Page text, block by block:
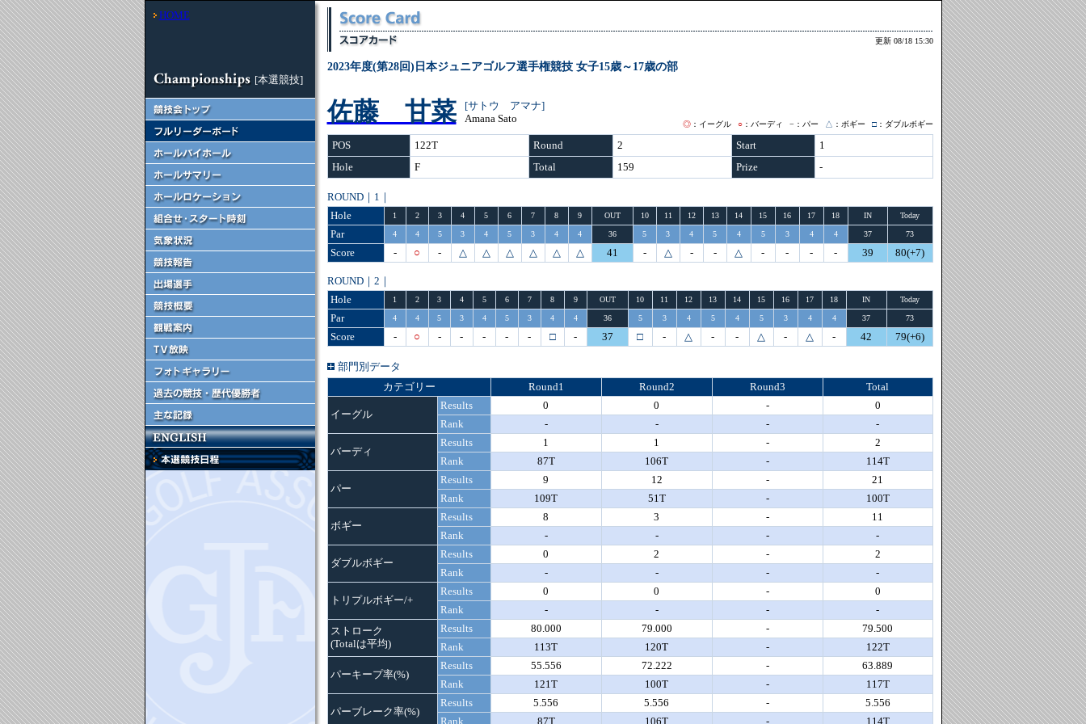
HOME
[本選競技]
更新 08/18 15:30
2023年度(第28回)日本ジュニアゴルフ選手権競技 女子15歳～17歳の部
佐藤 甘菜
[サトウ アマナ]
Amana Sato
◎：イーグル ○：バーディ − ：パー △ ：ボギー □：ダブルボギー
POS 122T Round 2 Start
1
Hole
F Total 159 Prize -
ROUND｜1｜
Hole
1 2 3 4 5 6 7 8 9 OUT 10 11 12 13 14 15 16 17 18 IN Today
Par 4 4 5 3 4 5 3 4 4 36 5 3 4 5 4 5 3 4 4 37 73
Score - ○ - △ △ △ △ △ △ 41 - △ - - △ - - - - 39 80(+7)
ROUND｜2｜
Hole
1 2 3 4 5 6 7 8 9 OUT 10 11 12 13 14 15 16 17 18 IN Today
Par 4 4 5 3 4 5 3 4 4 36 5 3 4 5 4 5 3 4 4 37 73
Score - ○ - - - - - □ - 37 □ - △ - - △ - △ - 42 79(+6)
部門別データ
カテゴリー
Round1 Round2 Round3 Total
イーグル
Results 0 0 -
0
Rank
- - - -
バーディ
Results 1 1 -
2
Rank
87T 106T - 114T
パー
Results 9 12 -
21
Rank
109T 51T - 100T
ボギー
Results 8 3 -
11
Rank
- - - -
ダブルボギー
Results 0 2 -
2
Rank
- - - -
トリプルボギー/+
Results 0 0 -
0
Rank
- - -
-
ストローク
(Totalは平均)
Results 80.000 79.000 -
79.500
Rank
113T 120T - 122T
パーキープ率(%)
Results 55.556 72.222 -
63.889
Rank
121T 100T - 117T
パーブレーク率(%)
Results 5.556 5.556 -
5.556
Rank
87T 106T - 114T